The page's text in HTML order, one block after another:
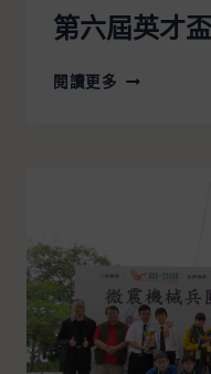
第六屆英才
閱讀更多